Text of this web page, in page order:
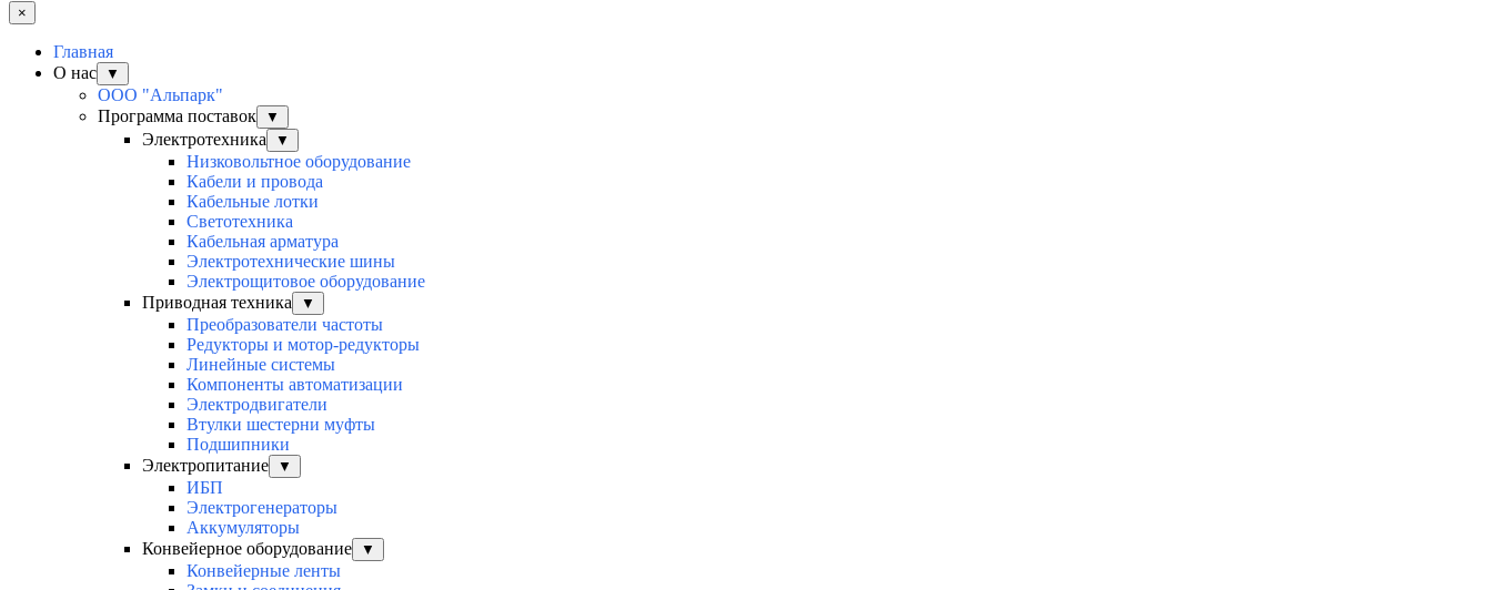
×
Главная
О нас
▼
ООО "Альпарк"
Программа поставок
▼
Электротехника ▼
Низковольтное оборудование
Кабели и провода
Кабельные лотки
Светотехника
Кабельная арматура
Электротехнические шины
Электрощитовое оборудование
Приводная техника
▼
Преобразователи частоты
Редукторы и мотор-редукторы
Линейные системы
Компоненты автоматизации
Электродвигатели
Втулки шестерни муфты
Подшипники
Электропитание
▼
ИБП
Электрогенераторы
Аккумуляторы
Конвейерное оборудование
▼
Конвейерные ленты